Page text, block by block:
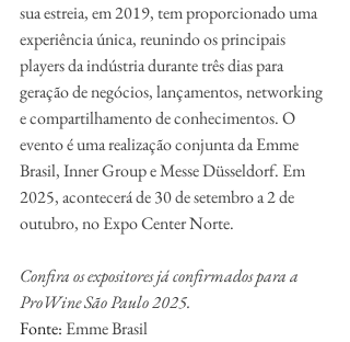
sua estreia, em 2019, tem proporcionado uma
experiência única, reunindo os principais
players da indústria durante três dias para
geração de negócios, lançamentos, networking
e compartilhamento de conhecimentos. O
evento é uma realização conjunta da Emme
Brasil, Inner Group e Messe Düsseldorf. Em
2025, acontecerá de 30 de setembro a 2 de
outubro, no Expo Center Norte.
Confira os expositores já confirmados para a
ProWine São Paulo 2025.
Fonte: Emme Brasil